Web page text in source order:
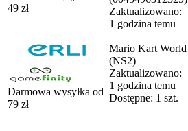
49 zł
Zaktualizowano:
1 godzina temu
Darmowa wysyłka od
79 zł
Mario Kart World
(NS2)
Zaktualizowano:
1 godzina temu
Dostępne: 1 szt.